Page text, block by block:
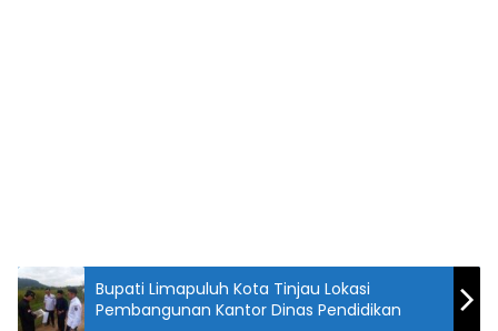
Bupati Limapuluh Kota Tinjau Lokasi
Pembangunan Kantor Dinas Pendidikan